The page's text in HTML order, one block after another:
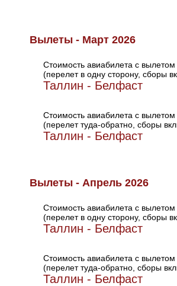
Вылеты - Март 2026
Стоимость авиабилета с
(перелет в одну сторону, сборы
Таллин - Белфаст
Стоимость авиабилета с
(перелет туда-обратно, сборы
Таллин - Белфаст
Вылеты - Апрель 2026
Стоимость авиабилета с
(перелет в одну сторону, сборы
Таллин - Белфаст
Стоимость авиабилета с
(перелет туда-обратно, сборы
Таллин - Белфаст